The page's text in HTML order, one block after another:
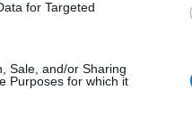
for Targeted
Sale, and/or Sharing
Purposes for which it
τον 21άχρονο
2016.
την 1η
ενώ ο
πως